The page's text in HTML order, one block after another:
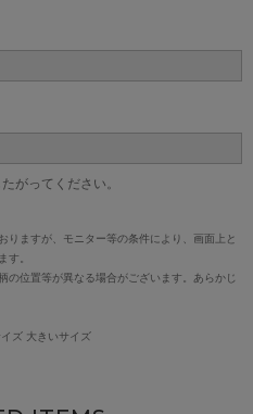
がってください。
ますが、モニター等の条件により、画面上と
す。
の位置等が異なる場合がございます。あらかじ
ズ 大きいサイズ